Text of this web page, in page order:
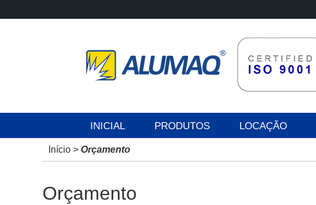
INICIAL PRODUTOS LOCAÇÃO
Início > Orçamento
Orçamento